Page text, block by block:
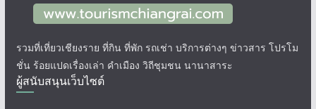
รวมที่เที่ยวเชียงราย ที่กิน ที่พัก รถเช่า บริการต่างๆ ข่าวสาร โปรโม
ชั่น ร้อยแปดเรื่องเล่า คำเมือง วิถีชุมชน นานาสาระ
ผู้สนับสนุนเว็บไซต์